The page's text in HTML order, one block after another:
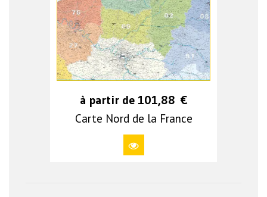
à partir de 101,88 €
Carte Nord de la France